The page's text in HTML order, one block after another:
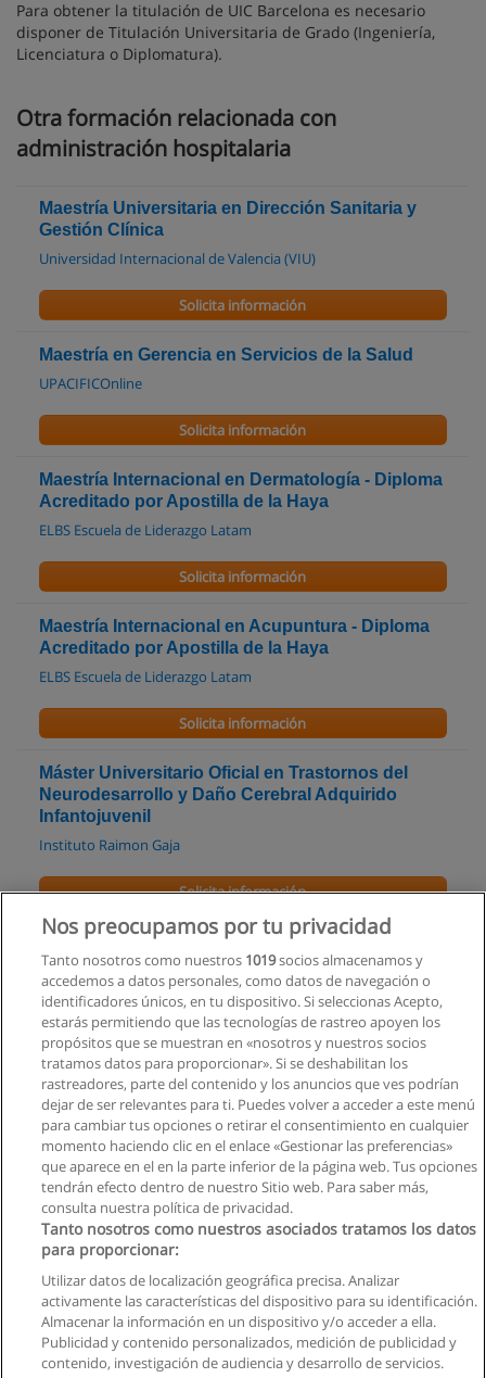
Para obtener la titulación de UIC Barcelona es necesario
disponer de Titulación Universitaria de Grado (Ingeniería,
Licenciatura o Diplomatura).
Otra formación relacionada con
administración hospitalaria
Maestría Universitaria en Dirección Sanitaria y
Gestión Clínica
Universidad Internacional de Valencia (VIU)
Solicita información
Maestría en Gerencia en Servicios de la Salud
UPACIFICOnline
Solicita información
Maestría Internacional en Dermatología - Diploma
Acreditado por Apostilla de la Haya
ELBS Escuela de Liderazgo Latam
Solicita información
Maestría Internacional en Acupuntura - Diploma
Acreditado por Apostilla de la Haya
ELBS Escuela de Liderazgo Latam
Solicita información
Máster Universitario Oficial en Trastornos del
Neurodesarrollo y Daño Cerebral Adquirido
Infantojuvenil
Instituto Raimon Gaja
Solicita información
Máster Universitario Oficial en Neurologopedia
Instituto Raimon Gaja
Solicita información
Máster en Gestión Internacional de la Salud
School of Business and Innovation
Solicita información
Privacidad de datos
Contactar con Educaedu
Nos preocupamos por tu privacidad
Tanto nosotros como nuestros 1019socios almacenamos y
accedemos a datos personales, como datos de navegación o
identificadores únicos, en tu dispositivo. Si seleccionas Acepto,
estarás permitiendo que las tecnologías de rastreo apoyen los
propósitos que se muestran en «nosotros y nuestros socios
tratamos datos para proporcionar». Si se deshabilitan los
rastreadores, parte del contenido y los anuncios que ves podrían
dejar de ser relevantes para ti. Puedes volver a acceder a este menú
para cambiar tus opciones o retirar el consentimiento en cualquier
momento haciendo clic en el enlace «Gestionar las preferencias»
que aparece en el en la parte inferior de la página web. Tus opciones
tendrán efecto dentro de nuestro Sitio web. Para saber más,
consulta nuestra política de privacidad.
Tanto nosotros como nuestros asociados tratamos los datos
para proporcionar:
Utilizar datos de localización geográfica precisa. Analizar
activamente las características del dispositivo para su identificación.
Almacenar la información en un dispositivo y/o acceder a ella.
Publicidad y contenido personalizados, medición de publicidad y
contenido, investigación de audiencia y desarrollo de servicios.